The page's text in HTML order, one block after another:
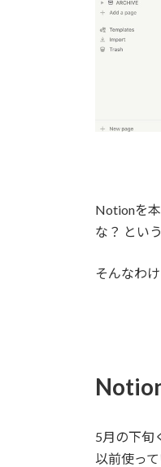
Notionを
な？ とい
そんなわ
5月の下旬
以前使っ